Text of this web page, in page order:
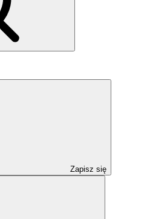
Zapisz się